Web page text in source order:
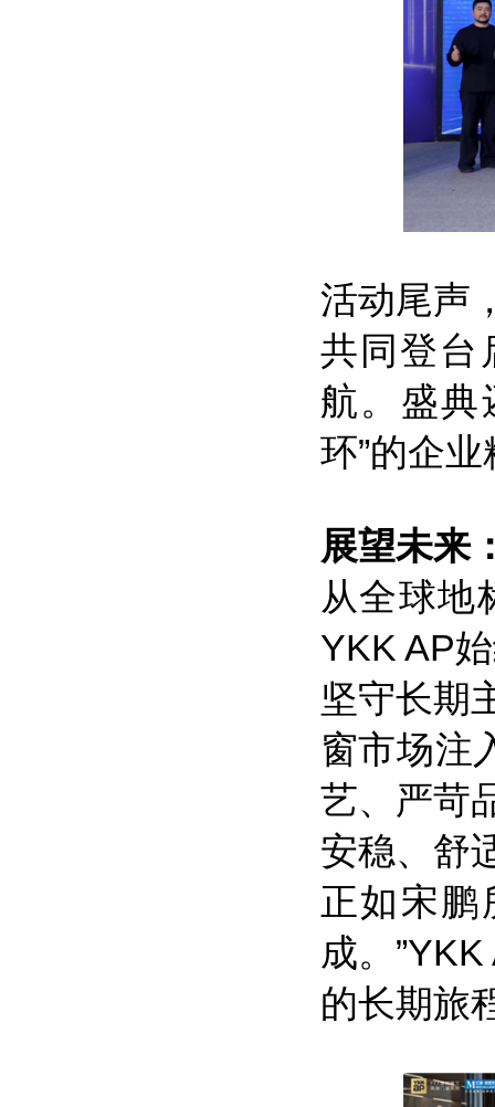
活动尾声
共同登台
航。盛典
环”的企
展望未来
从全球地
YKK AP
坚守长期
窗市场注
艺、严苛
安稳、舒
正如宋鹏
成。
的长期旅